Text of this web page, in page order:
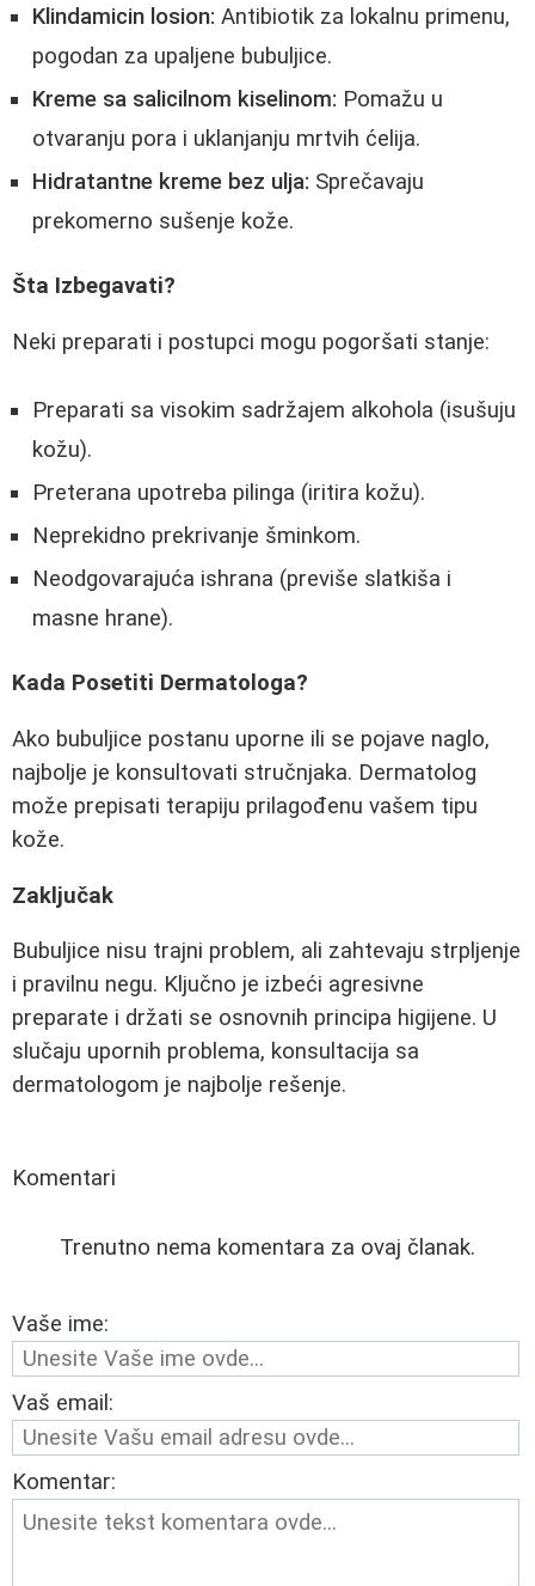
Klindamicin losion: Antibiotik za lokalnu primenu,
pogodan za upaljene bubuljice.
Kreme sa salicilnom kiselinom: Pomažu u
otvaranju pora i uklanjanju mrtvih ćelija.
Hidratantne kreme bez ulja: Sprečavaju
prekomerno sušenje kože.
Šta Izbegavati?
Neki preparati i postupci mogu pogoršati stanje:
Preparati sa visokim sadržajem alkohola (isušuju
kožu).
Preterana upotreba pilinga (iritira kožu).
Neprekidno prekrivanje šminkom.
Neodgovarajuća ishrana (previše slatkiša i
masne hrane).
Kada Posetiti Dermatologa?
Ako bubuljice postanu uporne ili se pojave naglo,
najbolje je konsultovati stručnjaka. Dermatolog
može prepisati terapiju prilagođenu vašem tipu
kože.
Zaključak
Bubuljice nisu trajni problem, ali zahtevaju strpljenje
i pravilnu negu. Ključno je izbeći agresivne
preparate i držati se osnovnih principa higijene. U
slučaju upornih problema, konsultacija sa
dermatologom je najbolje rešenje.
Komentari
Trenutno nema komentara za ovaj članak.
Vaše ime:
Vaš email:
Komentar: